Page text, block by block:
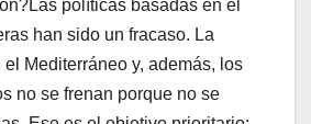
políticas basadas en el
han sido un fracaso. La
Mediterráneo y, además, los
no se frenan porque no se